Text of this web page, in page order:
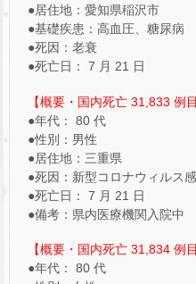
●居住地：愛知県稲沢市
●基礎疾患：高血圧、糖尿病
●死因：老衰
●死亡日： 7 月 21 日
【概要・国内死亡 31,833 例目
●年代： 80 代
●性別：男性
●居住地：三重県
●死因：新型コロナウィルス
●死亡日： 7 月 21 日
●備考：県内医療機関入院中
【概要・国内死亡 31,834 例目
●年代： 80 代